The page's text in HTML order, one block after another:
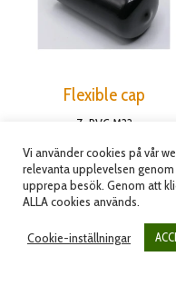
Flexible cap
Z-PVC M22
Artikelnummer: YB-011-
00004
50.00kr (40.00krexkl.moms)
Lägg till i varukorg
Vi använder cookies på vår
relevanta upplevelsen
upprepa besök. Genom att
ALLA cookies används.
Cookie-inställningar